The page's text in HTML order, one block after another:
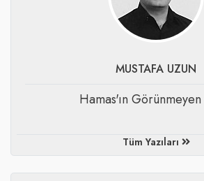
MUSTAFA UZUN
​Hamas'ın
Tüm Yazıları